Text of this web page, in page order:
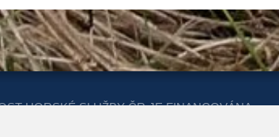
HORSKÉ SLUŽBY ČR JE FINANCOVÁNA